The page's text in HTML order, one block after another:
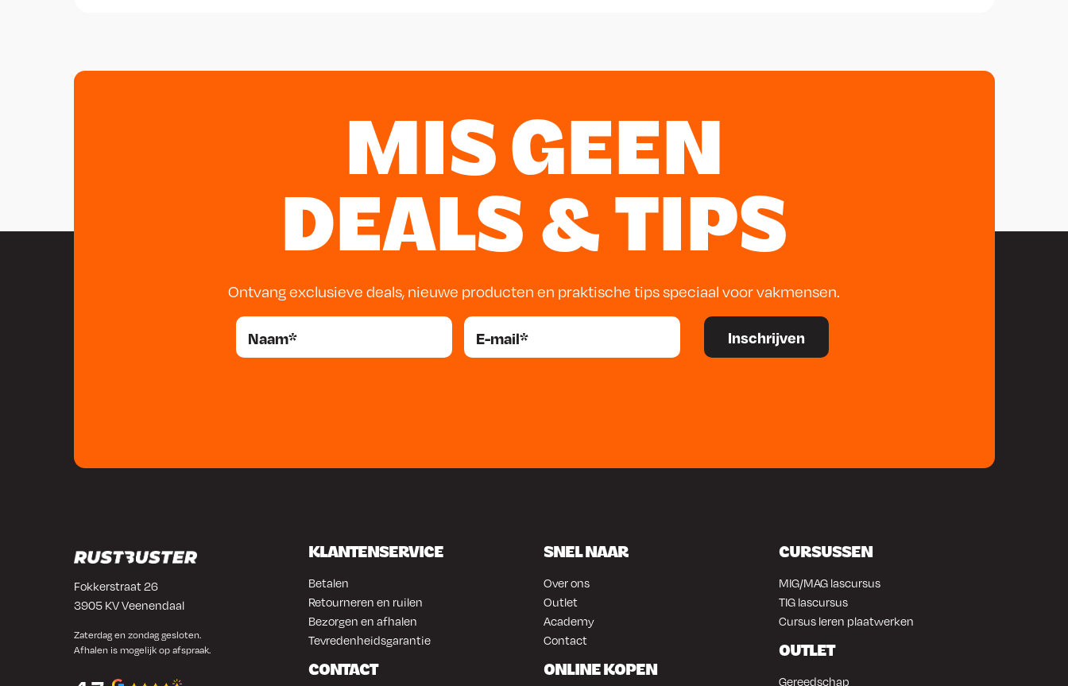
MIS GEEN
DEALS & TIPS
Ontvang exclusieve deals, nieuwe producten en praktische tips speciaal voor vakmensen.
Fokkerstraat 26
3905 KV Veenendaal
Zaterdag en zondag gesloten.
Afhalen is mogelijk op afspraak.
KLANTENSERVICE
Betalen
Retourneren en ruilen
Bezorgen en afhalen
Tevredenheidsgarantie
CONTACT
SNEL NAAR
Over ons
Outlet
Academy
Contact
ONLINE KOPEN
CURSUSSEN
MIG/MAG lascursus
TIG lascursus
Cursus leren plaatwerken
OUTLET
Gereedschap